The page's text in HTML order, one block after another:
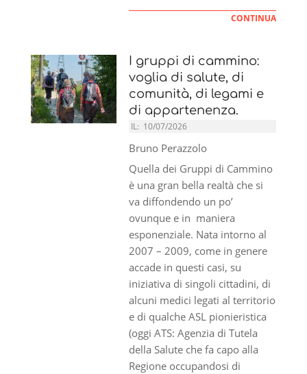
CONTINUA
I gruppi di cammino:
voglia di salute, di
comunità, di legami e
di appartenenza.
IL: 10/07/2026
Bruno Perazzolo
Quella dei Gruppi di Cammino
è una gran bella realtà che si
va diffondendo un po’
ovunque e in maniera
esponenziale. Nata intorno al
2007 – 2009, come in genere
accade in questi casi, su
iniziativa di singoli cittadini, di
alcuni medici legati al territorio
e di qualche ASL pionieristica
(oggi ATS: Agenzia di Tutela
della Salute che fa capo alla
Regione occupandosi di